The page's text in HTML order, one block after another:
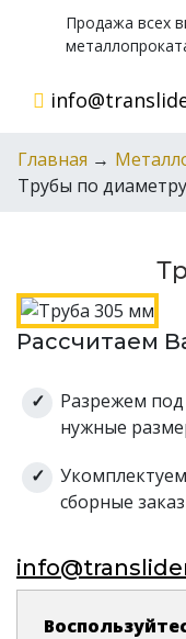
Продажа всех
Главная →
Трубы по диаметру
Рассчитаем
Разрежем под
нужные
Укомплектуем
сборные